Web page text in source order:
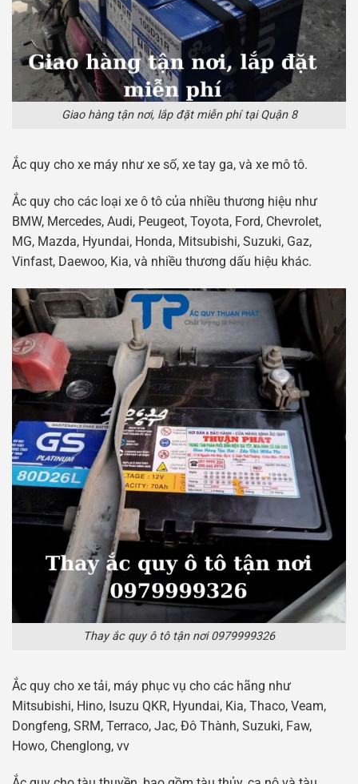
Giao hàng tận nơi, lắp đặt miễn phí tại Quận 8
Ắc quy cho xe máy như xe số, xe tay ga, và xe mô tô.
Ắc quy cho các loại xe ô tô của nhiều thương hiệu như
BMW, Mercedes, Audi, Peugeot, Toyota, Ford, Chevrolet,
MG, Mazda, Hyundai, Honda, Mitsubishi, Suzuki, Gaz,
Vinfast, Daewoo, Kia, và nhiều thương dấu hiệu khác.
Thay ắc quy ô tô tận nơi 0979999326
Ắc quy cho xe tải, máy phục vụ cho các hãng như
Mitsubishi, Hino, Isuzu QKR, Hyundai, Kia, Thaco, Veam,
Dongfeng, SRM, Terraco, Jac, Đô Thành, Suzuki, Faw,
Howo, Chenglong, vv